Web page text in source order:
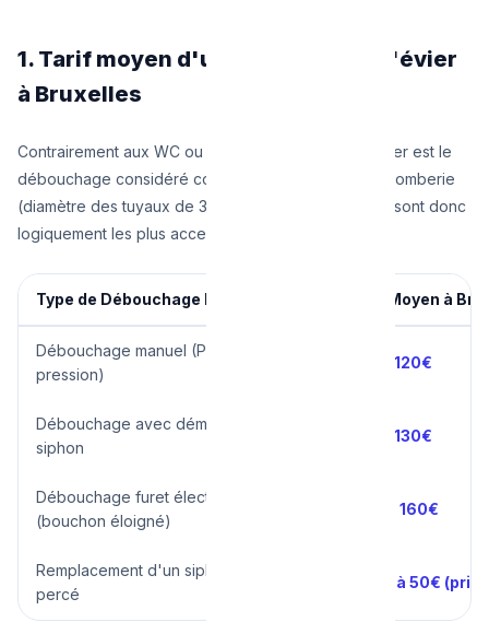
1. Tarif moyen d'un débouchage d'évier
à Bruxelles
Contrairement aux WC ou aux égouts enterrés, l'évier est le
débouchage considéré comme le plus "léger" en plomberie
(diamètre des tuyaux de 32mm ou 40mm). Les tarifs sont donc
logiquement les plus accessibles du secteur.
Type de Débouchage Évier / Lavabo Tarif Moyen à
Débouchage manuel (Pompe à
pression)
80€ - 120€
Débouchage avec démontage du
siphon
90€ - 130€
Débouchage furet électrique
(bouchon éloigné)
120€ - 160€
Remplacement d'un siphon cassé /
percé
+ 30€ à 50€ (prix